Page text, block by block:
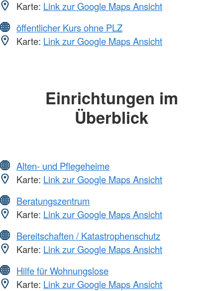
Karte: Link zur Google Maps Ansicht
öffentlicher Kurs ohne PLZ
Karte: Link zur Google Maps Ansicht
Einrichtungen im
Überblick
Alten- und Pflegeheime
Karte: Link zur Google Maps Ansicht
Beratungszentrum
Karte: Link zur Google Maps Ansicht
Bereitschaften / Katastrophenschutz
Karte: Link zur Google Maps Ansicht
Hilfe für Wohnungslose
Karte: Link zur Google Maps Ansicht